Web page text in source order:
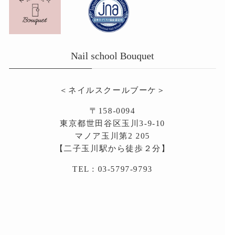
Nail school Bouquet
＜ネイルスクールブーケ＞
〒158-0094
東京都世田谷区玉川3-9-10
マノア玉川第2 205
【二子玉川駅から徒歩２分】
TEL : 03-5797-9793